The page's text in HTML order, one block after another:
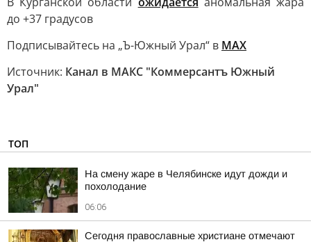
до +37 градусов
Подписывайтесь на „Ъ-Южный Урал“ в MAХ
Источник: Канал в МАКС "Коммерсантъ Южный
Урал"
ТОП
На смену жаре в Челябинске идут дожди и
похолодание
06:06
Сегодня православные христиане отмечают